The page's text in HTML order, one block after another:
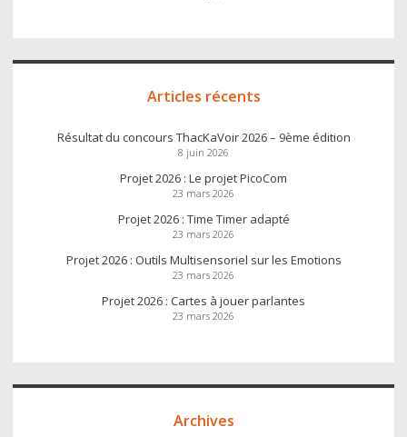
Articles récents
Résultat du concours ThacKaVoir 2026 – 9ème édition
8 juin 2026
Projet 2026 : Le projet PicoCom
23 mars 2026
Projet 2026 : Time Timer adapté
23 mars 2026
Projet 2026 : Outils Multisensoriel sur les Emotions
23 mars 2026
Projet 2026 : Cartes à jouer parlantes
23 mars 2026
Archives